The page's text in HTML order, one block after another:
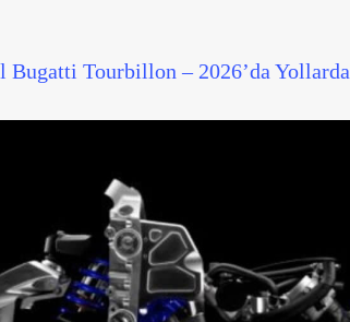
Tourbillon – 2026’da Yollarda